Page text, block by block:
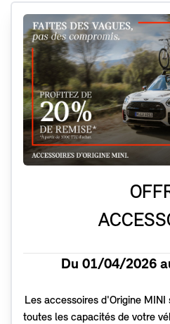
Du 01/04/2026
Les accessoires d'Origine
toutes les capacités de votre